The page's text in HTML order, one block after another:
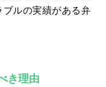
ルの実績がある弁
き理由